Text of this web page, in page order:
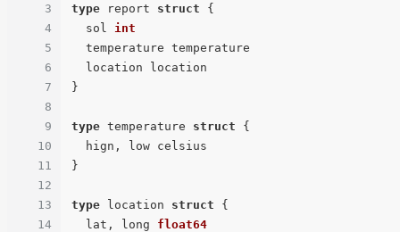
3
4
5
6
7
8
9
10
11
12
13
14
type report struct {
  sol
int
}
type temperature struct {
}
type location struct {
  lat, long
float64